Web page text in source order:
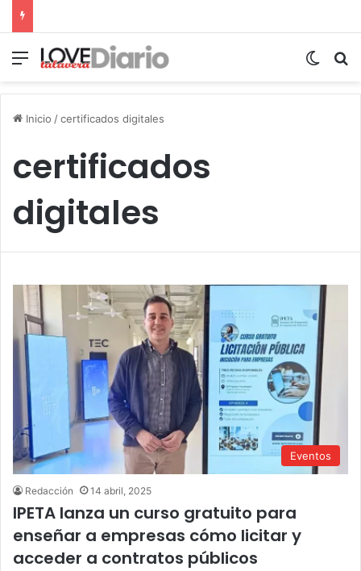
Menú
Inicio /certificados digitales
certificados
digitales
Eventos
Redacción 14 abril, 2025
IPETA lanza un curso gratuito para
enseñar a empresas cómo licitar y
acceder a contratos públicos